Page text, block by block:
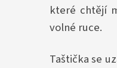
které chtějí
volné ruce.
Taštička se